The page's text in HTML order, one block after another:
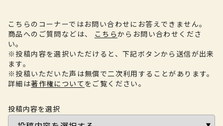
こちらのコーナーではお問い合わせにお答えできません。
商品へのご質問などは、
こちらからお問い合わせくださ
い。
※投稿内容を選択いただけると、下記ボタンから送信が出来
ます。
※投稿いただいた声は無償で二次利用することがあります。
詳細は著作権について をご覧ください。
投稿内容を選択